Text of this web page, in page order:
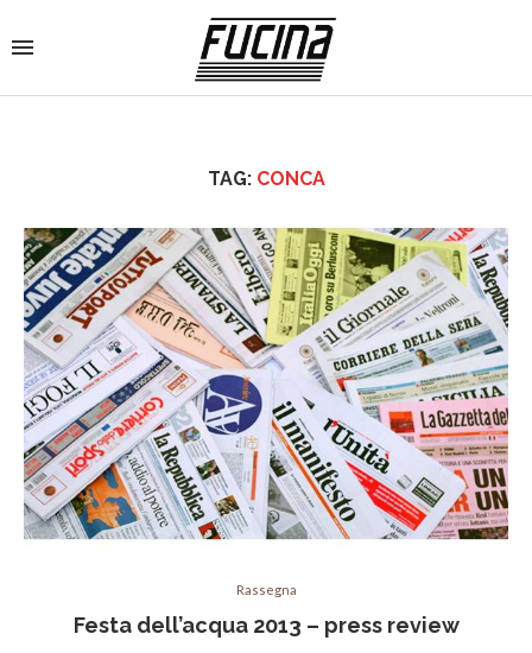
TAG: CONCA
Rassegna
Festa dell’acqua 2013 – press review